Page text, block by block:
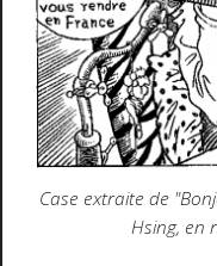
Case extraite de
Hsing, en